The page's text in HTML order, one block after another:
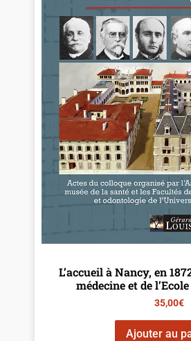
L’accueil à Nancy, en
médecine et de
35,00€
Ajouter au